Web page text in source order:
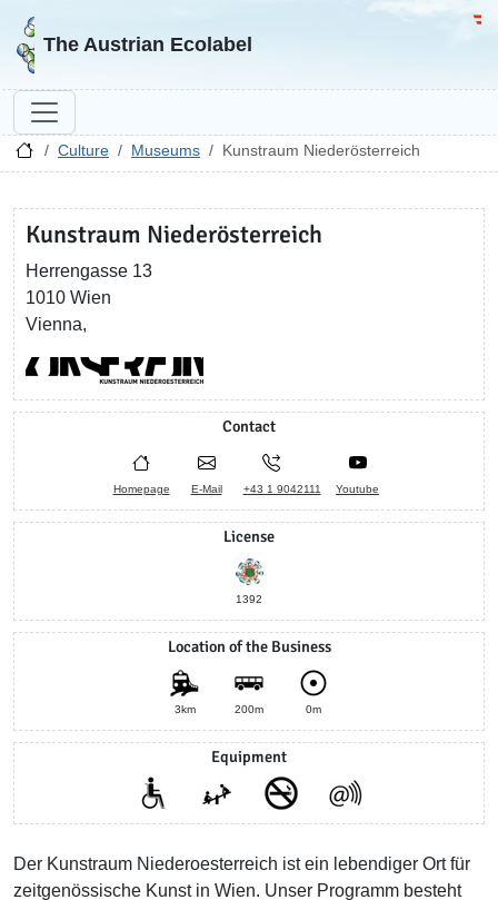
Go to homepage
The Austrian Ecolabel
Culture Museums Kunstraum Niederösterreich
Kunstraum Niederösterreich
Herrengasse 13
1010 Wien
Vienna,
Contact
Homepage E-Mail +43 1 9042111 Youtube
License
1392
Location of the Business
3km 200m 0m
Equipment
Der Kunstraum Niederoesterreich ist ein lebendiger Ort für
zeitgenössische Kunst in Wien. Unser Programm besteht